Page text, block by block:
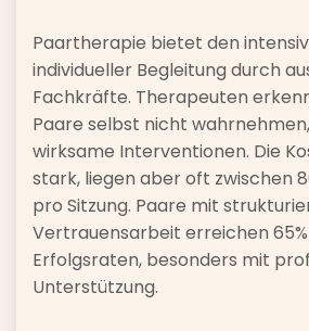
Paartherapie bietet den
individueller Begleitung durch
Fachkräfte. Therapeuten
Paare selbst nicht
wirksame Interventionen. Die
stark, liegen aber oft zwischen
pro Sitzung. Paare mit
Vertrauensarbeit erreichen
Erfolgsraten, besonders mit
Unterstützung.